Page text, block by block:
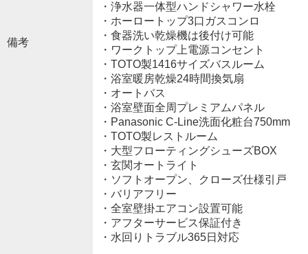
備考
・浄水器一体型ハンドシャワー水栓
・ホーロートップ3口ガスコンロ
・食器洗い乾燥機は後付け可能
・ワークトップ上電源コンセント
・TOTO製1416サイズバスルーム
・浴室暖房乾燥24時間換気扇
・オートバス
・浴室壁面全周プレミアムパネル
・Panasonic C-Line洗面化粧台750mm
・TOTO製レストルーム
・大型フローティングシューズBOX
・玄関オートライト
・ソフトオープン、クローズ仕様引戸
・バリアフリー
・全室壁掛エアコン設置可能
・アフターサービス保証付き
・水回りトラブル365日対応